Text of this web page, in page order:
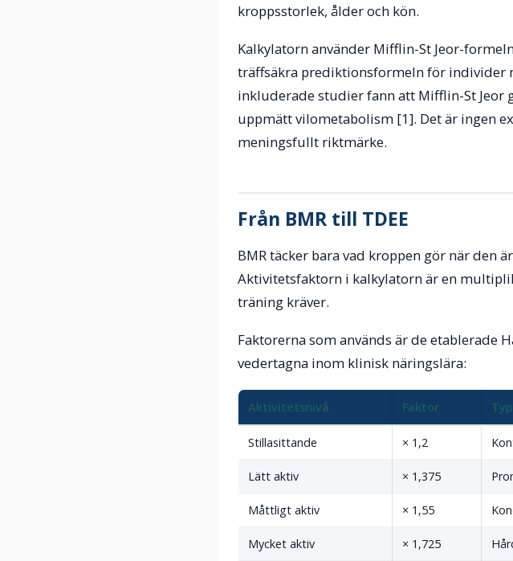
kroppsstorlek, ålder och kön.
Kalkylatorn använder Mifflin-St Jeor-
träffsäkra prediktionsformeln för individer
inkluderade studier fann att Mifflin-St
uppmätt vilometabolism [1]. Det är ingen
meningsfullt riktmärke.
Från BMR till TDEE
BMR täcker bara vad kroppen gör när den
Aktivitetsfaktorn i kalkylatorn är en
träning kräver.
Faktorerna som används är de etablerade
vedertagna inom klinisk näringslära:
Aktivitetsnivå Faktor
Stillasittande × 1,2
Lätt aktiv × 1,375
Måttligt aktiv × 1,55
Mycket aktiv × 1,725